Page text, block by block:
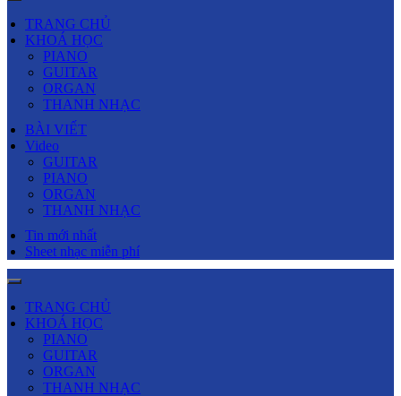
TRANG CHỦ
KHOÁ HỌC
PIANO
GUITAR
ORGAN
THANH NHẠC
BÀI VIẾT
Video
GUITAR
PIANO
ORGAN
THANH NHẠC
Tin mới nhất
Sheet nhạc miễn phí
TRANG CHỦ
KHOÁ HỌC
PIANO
GUITAR
ORGAN
THANH NHẠC